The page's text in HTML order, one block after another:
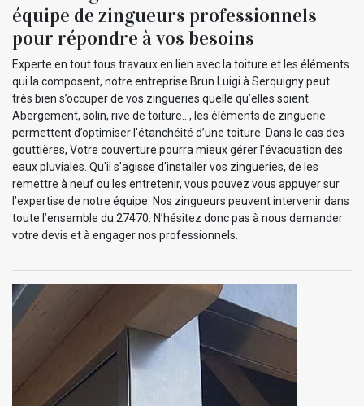
équipe de zingueurs professionnels
pour répondre à vos besoins
Experte en tout tous travaux en lien avec la toiture et les éléments
qui la composent, notre entreprise Brun Luigi à Serquigny peut
très bien s’occuper de vos zingueries quelle qu’elles soient.
Abergement, solin, rive de toiture…, les éléments de zinguerie
permettent d’optimiser l'étanchéité d’une toiture. Dans le cas des
gouttières, Votre couverture pourra mieux gérer l'évacuation des
eaux pluviales. Qu'il s'agisse d'installer vos zingueries, de les
remettre à neuf ou les entretenir, vous pouvez vous appuyer sur
l’expertise de notre équipe. Nos zingueurs peuvent intervenir dans
toute l’ensemble du 27470. N’hésitez donc pas à nous demander
votre devis et à engager nos professionnels.